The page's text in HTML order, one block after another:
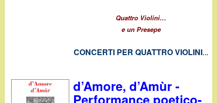
Quattro Violini…
e un Presepe
CONCERTI PER QUATTRO VIOLINI...
d’Amore, d’Amùr -
Performance poetico-